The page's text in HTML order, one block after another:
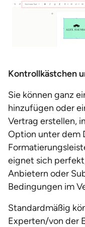
Kontrollkästchen
Sie können ganz
hinzufügen oder
Vertrag erstellen,
Option unter dem
eignet sich
Anbietern oder
Bedingungen im
Standardmäßig
Experten/von der